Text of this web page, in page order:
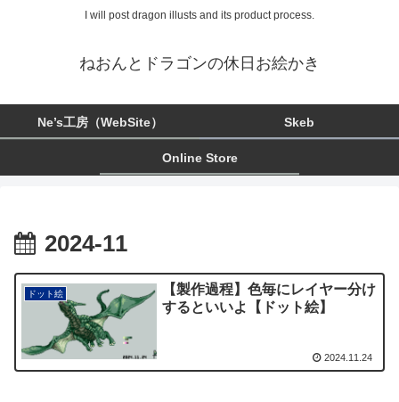
I will post dragon illusts and its product process.
ねおんとドラゴンの休日お絵かき
Ne’s工房（WebSite） Skeb
Online Store
2024-11
ドット絵
【製作過程】色毎にレイヤー分け
するといいよ【ドット絵】
2024.11.24